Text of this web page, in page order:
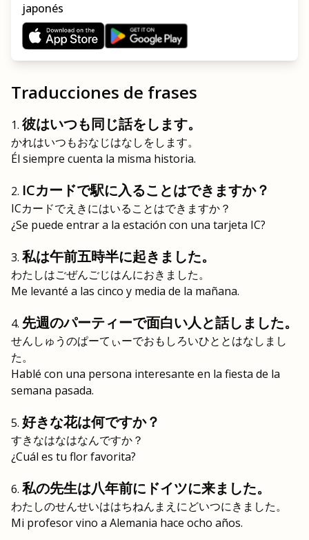
japonés
Traducciones de frases
彼はいつも同じ話をします。
かれはいつもおなじはなしをします。
Él siempre cuenta la misma historia.
ICカードで駅に入ることはできますか？
ICカードでえきにはいることはできますか？
¿Se puede entrar a la estación con una tarjeta IC?
私は午前五時半に起きました。
わたしはごぜんごじはんにおきました。
Me levanté a las cinco y media de la mañana.
先週のパーティーで面白い人と話しました。
せんしゅうのぱーてぃーでおもしろいひととはなしまし
た。
Hablé con una persona interesante en la fiesta de la
semana pasada.
好きな花は何ですか？
すきなはなはなんですか？
¿Cuál es tu flor favorita?
私の先生は八年前にドイツに来ました。
わたしのせんせいははちねんまえにどいつにきました。
Mi profesor vino a Alemania hace ocho años.